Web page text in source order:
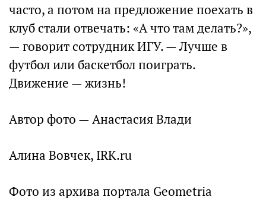
часто, а потом на предложение поехать в
клуб стали отвечать: «А что там делать?»,
— говорит сотрудник ИГУ. — Лучше в
футбол или баскетбол поиграть.
Движение — жизнь!
Автор фото — Анастасия Влади
Алина Вовчек, IRK.ru
Фото из архива портала Geometria